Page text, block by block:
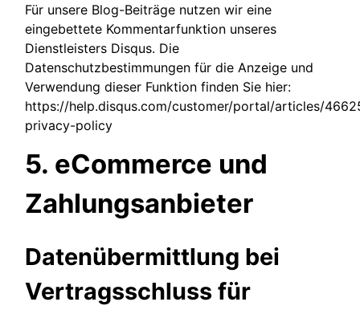
Für unsere Blog-Beiträge nutzen wir eine
eingebettete Kommentarfunktion unseres
Dienstleisters Disqus. Die
Datenschutzbestimmungen für die Anzeige und
Verwendung dieser Funktion finden Sie hier:
https://help.disqus.com/customer/portal/articles/
privacy-policy
5. eCommerce und
Zahlungs­anbieter
Daten­übermittlung bei
Vertragsschluss für